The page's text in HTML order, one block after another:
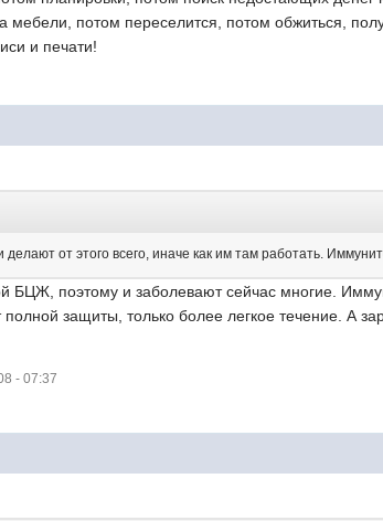
потом переселится, потом обжиться,
и печати!
от этого всего, иначе как им там работать.
БЦЖ, поэтому и заболевают сейчас многие.
защиты, только более легкое течение. А
- 07:37